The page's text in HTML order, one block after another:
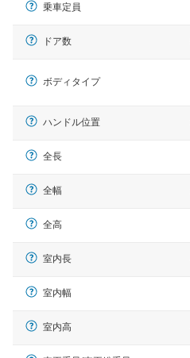
乗車定員
ドア数
ボディタイプ
ハンドル位置
全長
全幅
全高
室内長
室内幅
室内高